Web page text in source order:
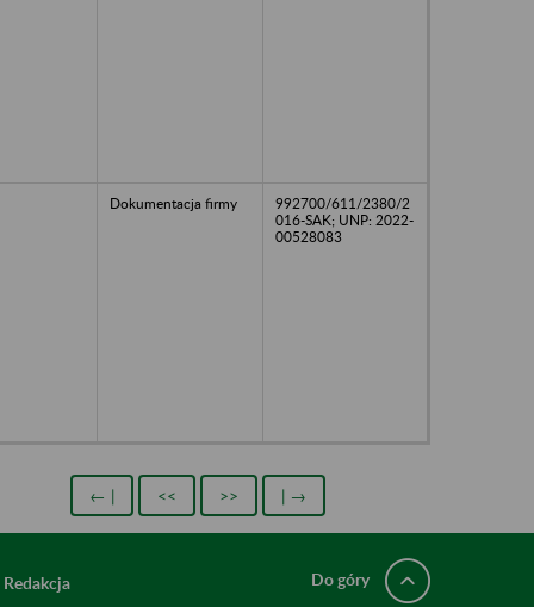
Dokumentacja firmy
992700/611/2380/2
016-SAK; UNP: 2022-
00528083
← | << >> | →
Redakcja Do góry